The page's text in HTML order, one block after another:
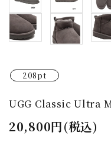
ATOM
マイアカウント
ようこそ ゲスト 様
meeting_room ログイン
208pt
UGG Classic Ultra
20,800円(税込)